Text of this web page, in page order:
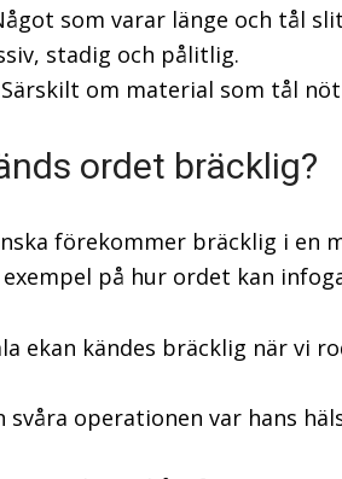
som varar länge och tål
stadig och pålitlig.
Särskilt om material som tål
ordet bräcklig?
förekommer bräcklig i en
på hur ordet kan
ekan kändes bräcklig när vi
svåra operationen var hans